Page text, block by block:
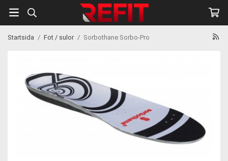
Startsida / Fot / sulor / Sorbothane Sorbo-Pro